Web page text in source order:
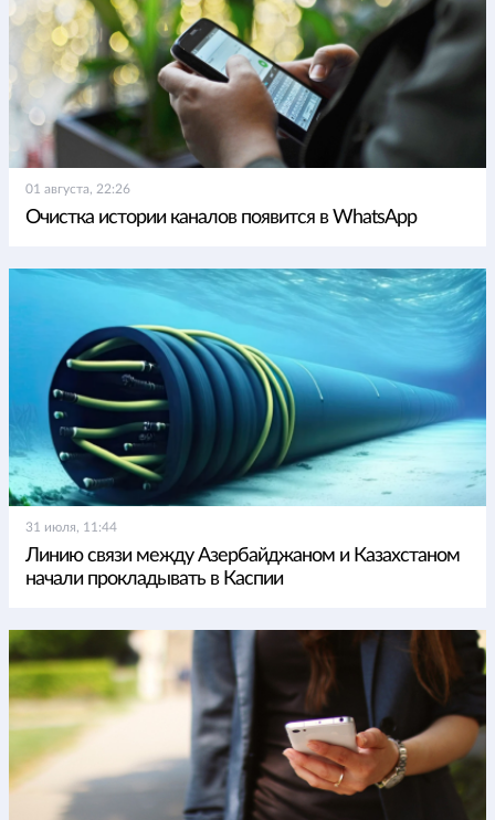
01 августа, 22:26
Очистка истории каналов появится в WhatsApp
31 июля, 11:44
Линию связи между Азербайджаном и Казахстаном
начали прокладывать в Каспии